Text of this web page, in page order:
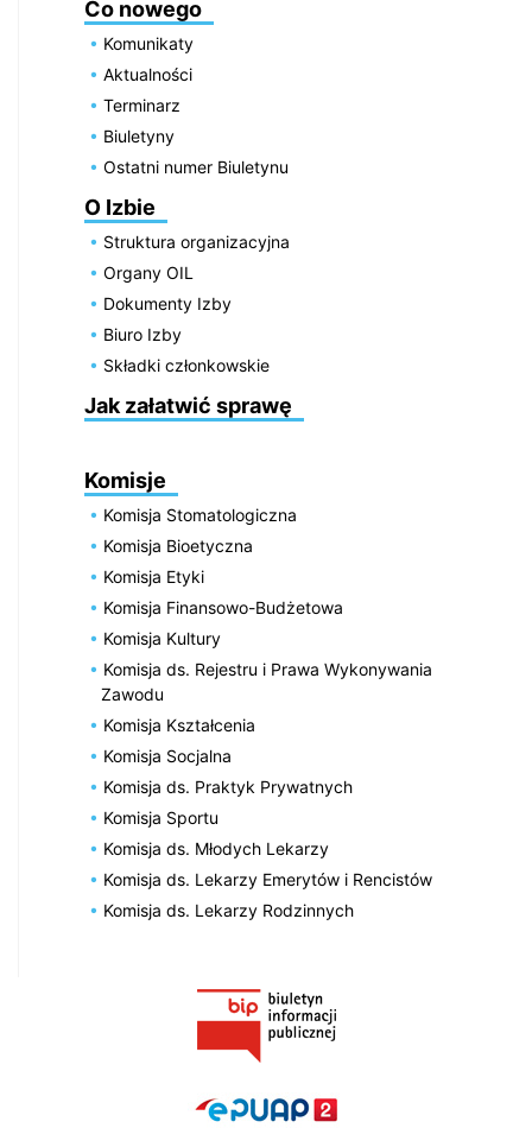
Co nowego
Komunikaty
Aktualności
Terminarz
Biuletyny
Ostatni numer Biuletynu
O Izbie
Struktura organizacyjna
Organy OIL
Dokumenty Izby
Biuro Izby
Składki członkowskie
Jak załatwić sprawę
Komisje
Komisja Stomatologiczna
Komisja Bioetyczna
Komisja Etyki
Komisja Finansowo-Budżetowa
Komisja Kultury
Komisja ds. Rejestru i Prawa Wykonywania
Zawodu
Komisja Kształcenia
Komisja Socjalna
Komisja ds. Praktyk Prywatnych
Komisja Sportu
Komisja ds. Młodych Lekarzy
Komisja ds. Lekarzy Emerytów i Rencistów
Komisja ds. Lekarzy Rodzinnych